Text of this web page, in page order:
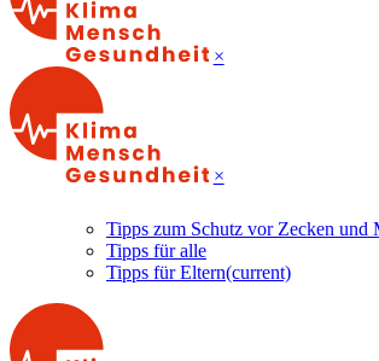
×
×
Tipps zum Schutz vor Zecken und
Tipps für alle
Tipps für Eltern(current)